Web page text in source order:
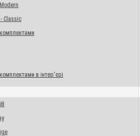
Modern
- Classic
комплектами
в інтер'єрі